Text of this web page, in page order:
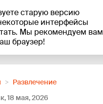
старую версию
интерфейсы
Мы рекомендуем вам
браузер!
+20°C
Развлечение
18 мая, 2026